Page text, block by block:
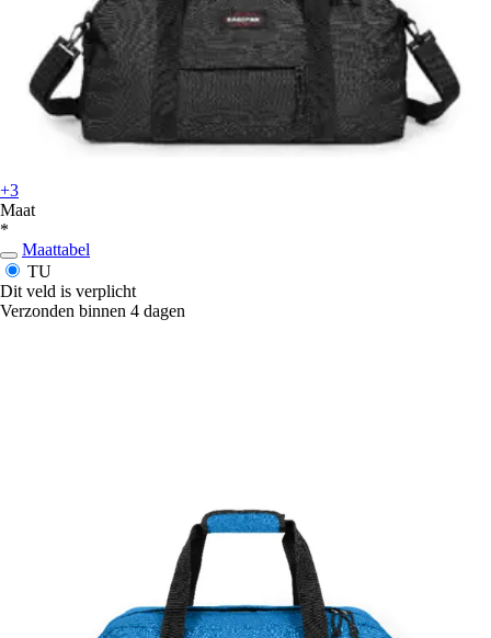
+3
Maat
*
Maattabel
TU
Dit veld is verplicht
Verzonden binnen 4 dagen